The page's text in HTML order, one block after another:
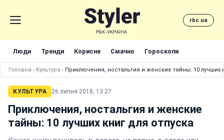
rbc.ua
Люди Тренди Корисне Смачно Гороскопи
Головна › Культура › Приключения, ностальгия и женские тайны: 10 лучших
КУЛЬТУРА 26 липня 2018, 13:27
Приключения, ностальгия и женские
тайны: 10 лучших книг для отпуска